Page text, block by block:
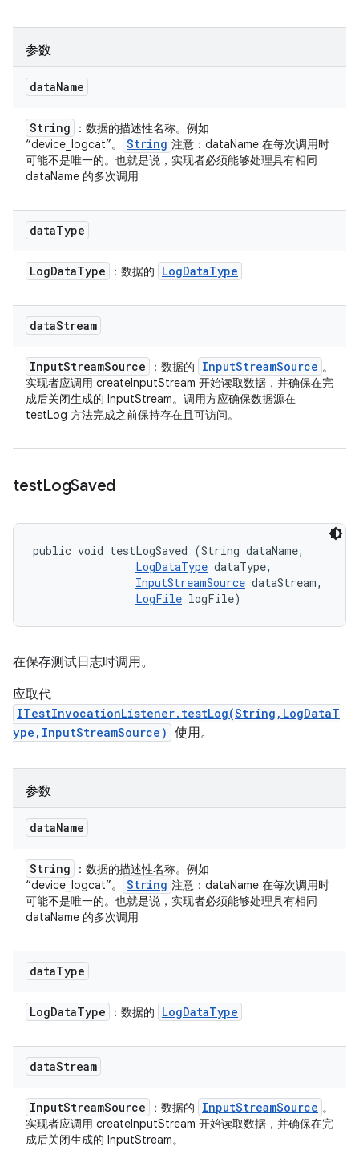
参数
dataName
String
：数据的描述性名称。例如
“device_logcat”。
String 注意：dataName 在每次调用时
可能不是唯一的。也就是说，实现者必须能够处理具有相同
dataName 的多次调用
dataType
LogDataType ：数据的 LogDataType
dataStream
InputStreamSource ：数据的 InputStreamSource 。
实现者应调用 createInputStream 开始读取数据，并确保在完
成后关闭生成的 InputStream。调用方应确保数据源在
testLog 方法完成之前保持存在且可访问。
testLogSaved
public void testLogSaved (String dataName,
LogDataType dataType,
InputStreamSource dataStream,
LogFile logFile)
在保存测试日志时调用。
应取代
ITestInvocationListener.testLog(String,LogDataT
ype,InputStreamSource) 使用。
参数
dataName
String
：数据的描述性名称。例如
“device_logcat”。
String 注意：dataName 在每次调用时
可能不是唯一的。也就是说，实现者必须能够处理具有相同
dataName 的多次调用
dataType
LogDataType ：数据的 LogDataType
dataStream
InputStreamSource ：数据的 InputStreamSource 。
实现者应调用 createInputStream 开始读取数据，并确保在完
成后关闭生成的 InputStream。